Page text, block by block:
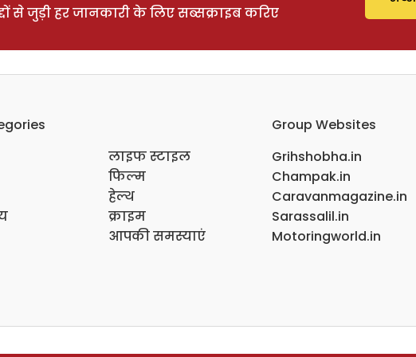
से जुड़ी हर जानकारी के लिए सब्सक्राइब करिए
लाइफ स्टाइल
फिल्म
हेल्थ
क्राइम
आपकी समस्याएं
Group Websites
Grihshobha.in
Champak.in
Caravanmagazine.in
Sarassalil.in
Motoringworld.in